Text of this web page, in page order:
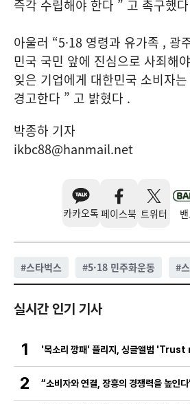
즉각 수립해야 한다 ” 고 촉구했
아울러 “5·18 영령과 유가족 , 광
민국 국민 앞에 진심으로 사죄해
잊은 기업에게 대한민국 소비자
경고한다 ” 고 밝혔다 .
박종하 기자
ikbc88@hanmail.net
카카오톡 페이스북 트위터
#스타벅스 #5·18 민주화운동 #
실시간 인기 기사
1 '목소리 깡패' 플리지, 싱글앨범 'Trust
2 “소비자와 연결, 장흥의 경쟁력을 높인